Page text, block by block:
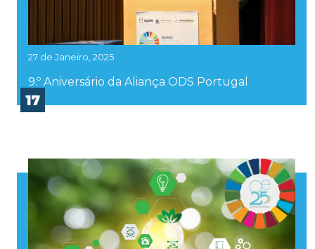
27 de Janeiro, 2025
9.º Aniversário da Aliança ODS Portugal
17